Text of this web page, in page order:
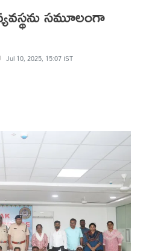
సమూలంగా
Jul 10, 2025, 15:07 IST